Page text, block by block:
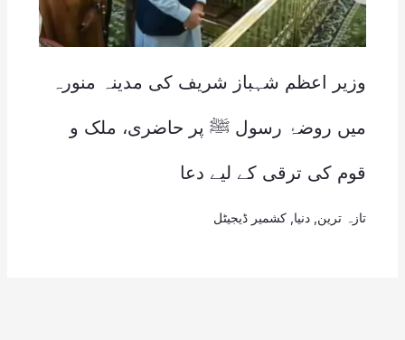
وزیر اعظم شہباز شریف کی مدینہ منورہ
میں روضۂ رسول ﷺ پر حاضری، ملک و
قوم کی ترقی کے لیے دعا
تازہ ترین دنیا کشمیر ڈیجیٹل